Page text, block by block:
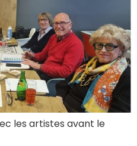
les artistes avant le